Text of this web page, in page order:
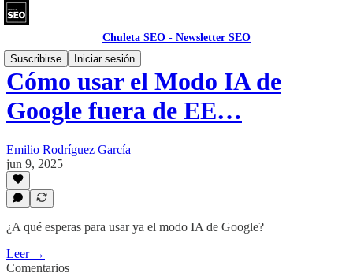
Chuleta SEO - Newsletter SEO
Suscribirse
Iniciar sesión
Cómo usar el Modo IA de
Google fuera de EE…
Emilio Rodríguez García
jun 9, 2025
¿A qué esperas para usar ya el modo IA de Google?
Leer →
Comentarios